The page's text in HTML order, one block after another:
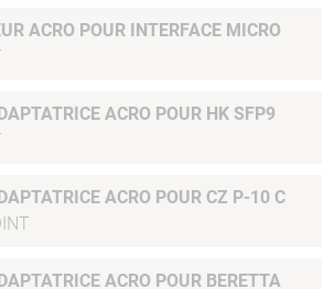
ACRO POUR INTERFACE MICRO
ACRO POUR HK SFP9
ACRO POUR CZ P-10 C
ACRO POUR BERETTA